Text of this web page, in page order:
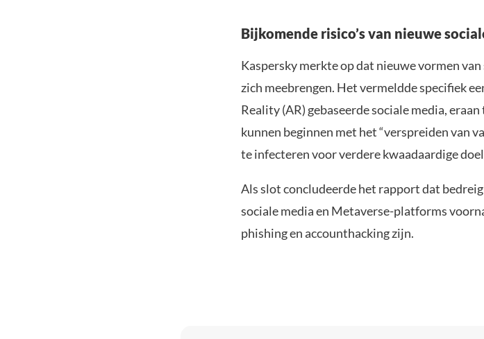
Bijkomende risico’s van nieuwe
Kaspersky merkte op dat nieuwe vormen
zich meebrengen. Het vermeldde specifiek
Reality (AR) gebaseerde sociale media,
kunnen beginnen met het “verspreiden van
te infecteren voor verdere kwaadaardige
Als slot concludeerde het rapport dat
sociale media en Metaverse-platforms
phishing en accounthacking zijn.